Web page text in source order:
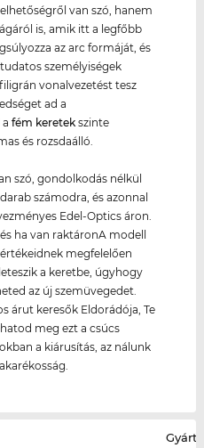
van szó, hanem
is, amik itt a legfőbb
az arc formáját, és
személyiségek
vonalvezetést tesz
ad a
afém keretek szinte
és rozsdaálló.
szó, gondolkodás nélkül
számodra, és azonnal
Edel-Optics áron.
ha van raktáronA modell
megfelelően
a keretbe, úgyhogy
az új szemüvegedet.
árut keresők Eldorádója, Te
meg ezt a csúcs
a kiárusítás, az nálunk